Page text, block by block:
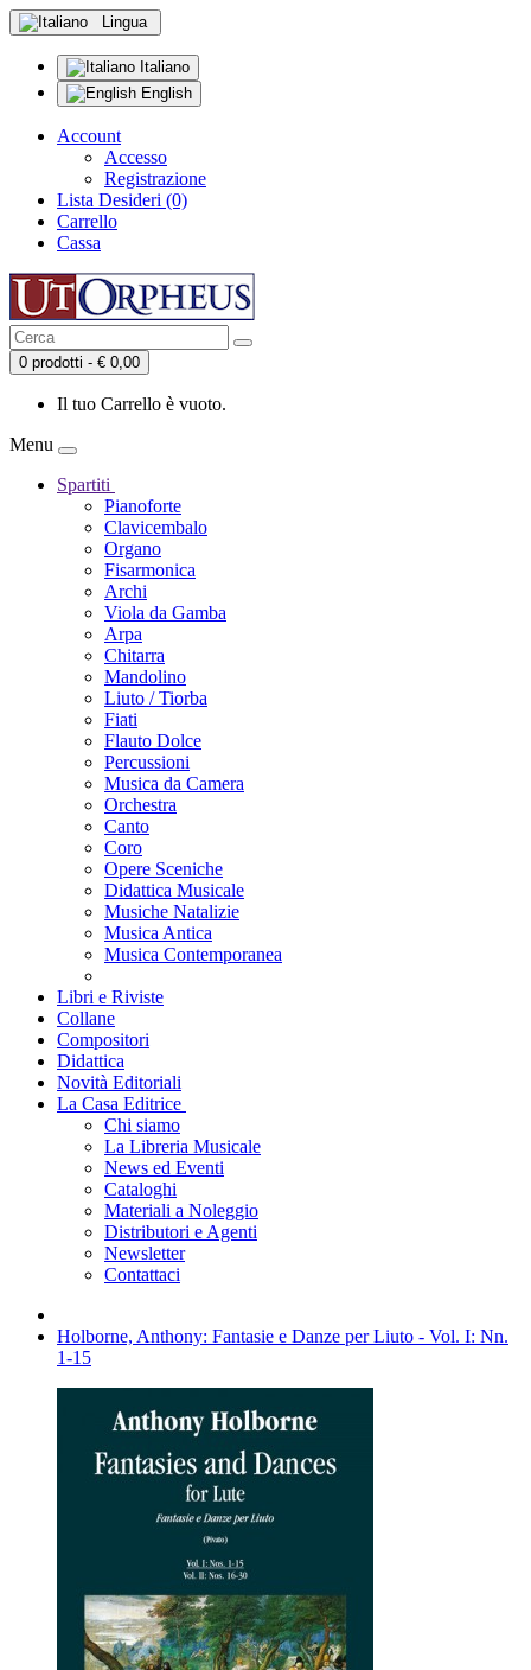
Lingua
Italiano
English
Account
Accesso
Registrazione
Lista Desideri (0)
Carrello
Cassa
0 prodotti - € 0,00
Il tuo Carrello è vuoto.
Menu
Spartiti
Pianoforte
Clavicembalo
Organo
Fisarmonica
Archi
Viola da Gamba
Arpa
Chitarra
Mandolino
Liuto / Tiorba
Fiati
Flauto Dolce
Percussioni
Musica da Camera
Orchestra
Canto
Coro
Opere Sceniche
Didattica Musicale
Musiche Natalizie
Musica Antica
Musica Contemporanea
Libri e Riviste
Collane
Compositori
Didattica
Novità Editoriali
La Casa Editrice
Chi siamo
La Libreria Musicale
News ed Eventi
Cataloghi
Materiali a Noleggio
Distributori e Agenti
Newsletter
Contattaci
Holborne, Anthony: Fantasie e Danze per Liuto - Vol. I: Nn.
1-15